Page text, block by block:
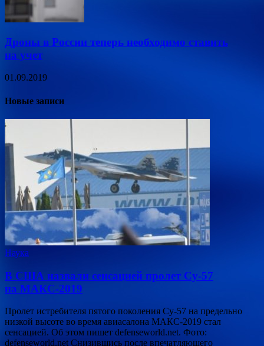
Дроны в России теперь необходимо ставить
на учет
01.09.2019
Новые записи
Наука
В США назвали сенсацией пролет Су-57
на МАКС-2019
Пролет истребителя пятого поколения Су-57 на предельно
низкой высоте во время авиасалона МАКС-2019 стал
сенсацией. Об этом пишет defenseworld.net. Фото:
defenseworld.net Снизившись после впечатляющего